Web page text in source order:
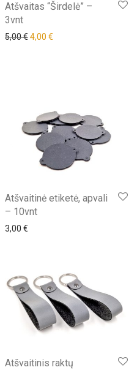
Atšvaitas “Širdelė” –
3vnt
5,00€Original price was: 5,00 €.
4,00 €
Atšvaitinė etiketė, apvali
– 10vnt
3,00 €
Atšvaitinis raktų